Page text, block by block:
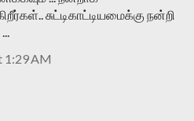
சுட்டிகாட்டியமைக்கு நன்றி
1:29 AM